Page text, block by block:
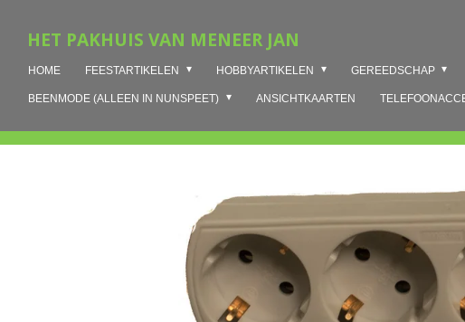
direct
hoofdinhoud
HET PAKHUIS VAN MENEER JAN
HOME FEESTARTIKELEN HOBBYARTIKELEN GEREEDSCHAP
BEENMODE (ALLEEN IN NUNSPEET) ANSICHTKAARTEN